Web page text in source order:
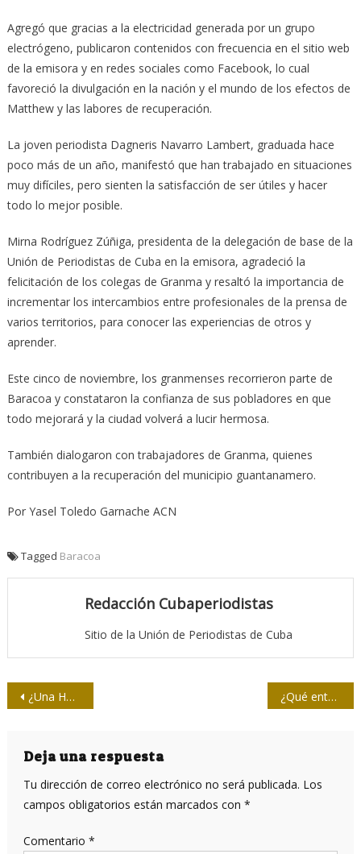
Agregó que gracias a la electricidad generada por un grupo
electrógeno, publicaron contenidos con frecuencia en el sitio web
de la emisora y en redes sociales como Facebook, lo cual
favoreció la divulgación en la nación y el mundo de los efectos de
Matthew y las labores de recuperación.
La joven periodista Dagneris Navarro Lambert, graduada hace
poco más de un año, manifestó que han trabajado en situaciones
muy difíciles, pero sienten la satisfacción de ser útiles y hacer
todo lo mejor posible.
Mirna Rodríguez Zúñiga, presidenta de la delegación de base de la
Unión de Periodistas de Cuba en la emisora, agradeció la
felicitación de los colegas de Granma y resaltó la importancia de
incrementar los intercambios entre profesionales de la prensa de
varios territorios, para conocer las experiencias de otros y
aprender.
Este cinco de noviembre, los granmenses recorrieron parte de
Baracoa y constataron la confianza de sus pobladores en que
todo mejorará y la ciudad volverá a lucir hermosa.
También dialogaron con trabajadores de Granma, quienes
contribuyen a la recuperación del municipio guantanamero.
Por Yasel Toledo Garnache ACN
Tagged Baracoa
Redacción Cubaperiodistas
Sitio de la Unión de Periodistas de Cuba
Navegación
entradas
¿Una Helms-Burton nicaraguense? ¿Qué entender por una normalización de las relaciones entre Cuba y EEUU?
Deja una respuesta
Tu dirección de correo electrónico no será publicada. Los
campos obligatorios están marcados con *
Comentario *